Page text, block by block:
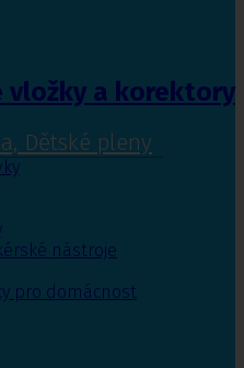
vložky a korektory
Dětské pleny
nástroje
pro domácnost